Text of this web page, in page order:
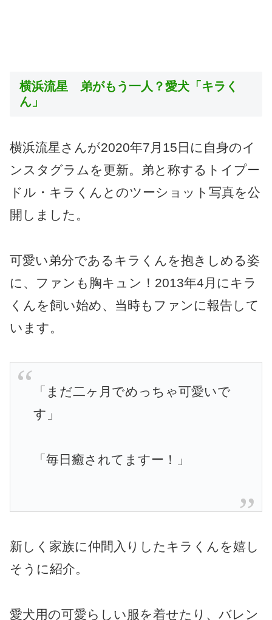
横浜流星 弟がもう一人？愛犬「キラく
ん」
横浜流星さんが2020年7月15日に自身のイ
ンスタグラムを更新。弟と称するトイプー
ドル・キラくんとのツーショット写真を公
開しました。
可愛い弟分であるキラくんを抱きしめる姿
に、ファンも胸キュン！2013年4月にキラ
くんを飼い始め、当時もファンに報告して
います。
「まだ二ヶ月でめっちゃ可愛いで
す」
「毎日癒されてますー！」
新しく家族に仲間入りしたキラくんを嬉し
そうに紹介。
愛犬用の可愛らしい服を着せたり、バレン